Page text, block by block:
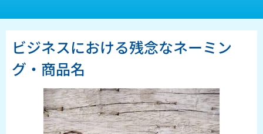
ビジネスにおける残念なネーミン
グ・商品名